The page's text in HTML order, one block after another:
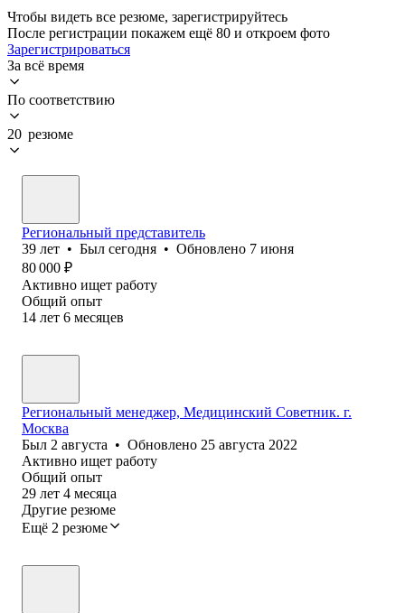
Чтобы видеть все резюме, зарегистрируйтесь
После регистрации покажем ещё 80 и откроем фото
Зарегистрироваться
За всё время
По соответствию
20 резюме
Региональный представитель
39 лет • Был сегодня • Обновлено 7 июня
80 000 ₽
Активно ищет работу
Общий опыт
14 лет 6 месяцев
Региональный менеджер, Медицинский Советник. г.
Москва
Был 2 августа • Обновлено 25 августа 2022
Активно ищет работу
Общий опыт
29 лет 4 месяца
Другие резюме
Ещё 2 резюме